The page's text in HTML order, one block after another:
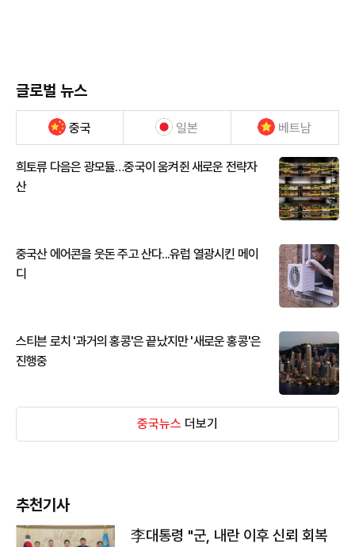
글로벌 뉴스
중국 일본 베트남
희토류 다음은 광모듈…중국이 움켜쥔 새로운 전략자
산
중국산 에어콘을 웃돈 주고 산다...유럽 열광시킨 메이
디
스티븐 로치 '과거의 홍콩'은 끝났지만 '새로운 홍콩'은
진행중
중국뉴스 더보기
추천기사
李대통령 "군, 내란 이후 신뢰 회복